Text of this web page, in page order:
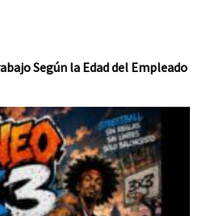
Según la Edad del Empleado